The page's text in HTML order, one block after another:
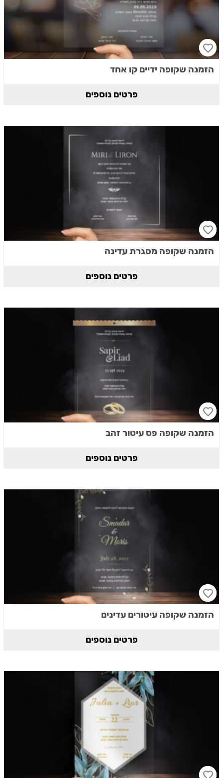
הזמנה שקופה ידיים קו אחד
פרטים נוספים
הזמנה שקופה מסגרת עדינה
פרטים נוספים
הזמנה שקופה פס עיטור זהב
פרטים נוספים
הזמנה שקופה עיטורים עדינים
פרטים נוספים